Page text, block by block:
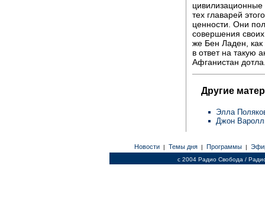
тех главарей
ценности. Они
совершения
же Бен Ладен, как
в ответ на такую
Афганистан
Другие
Элла
Джон
Новости | Темы дня | Программы |
c 2004 Радио Свобода /